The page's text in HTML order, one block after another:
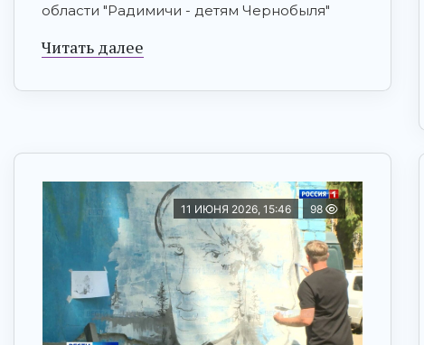
области "Радимичи - детям Чернобыля"
Читать далее
11 ИЮНЯ 2026, 15:46 98